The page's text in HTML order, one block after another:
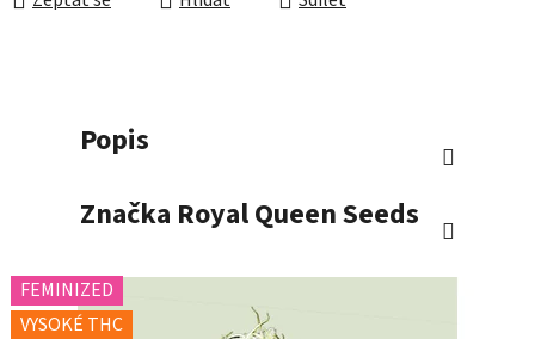
Popis
Značka Royal Queen Seeds
FEMINIZED
VYSOKÉ THC